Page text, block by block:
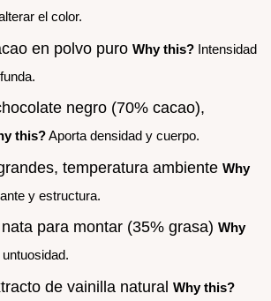
el color.
en polvo puro Why this? Intensidad
negro (70% cacao),
this?Aporta densidad y cuerpo.
temperatura ambiente Why
y estructura.
para montar (35% grasa) Why
de vainilla natural Why this?